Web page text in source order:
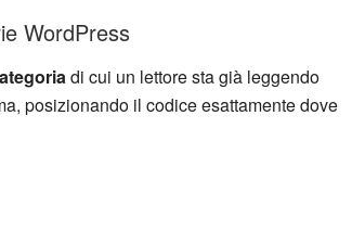
WordPress
di cui un lettore sta già leggendo
posizionando il codice esattamente dove